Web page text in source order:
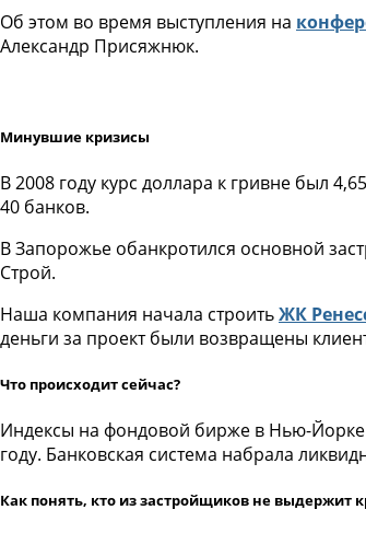
Об этом во время выступления на
Александр Присяжнюк.
Минувшие кризисы
В 2008 году курс доллара к гривне был
40 банков.
В Запорожье обанкротился основной
Строй.
Наша компания начала строитьЖК
деньги за проект были возвращены
Что происходит сейчас?
Индексы на фондовой бирже в Нью-Йорке
году. Банковская система набрала
Как понять, кто из застройщиков не выдержит